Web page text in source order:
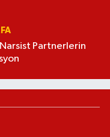
Partnerlerin